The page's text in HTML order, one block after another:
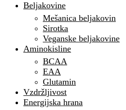
Beljakovine
Mešanica beljakovin
Sirotka
Veganske beljakovine
Aminokisline
BCAA
EAA
Glutamin
Vzdržljivost
Energijska hrana